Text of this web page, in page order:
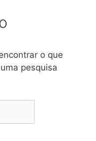
o que
pesquisa